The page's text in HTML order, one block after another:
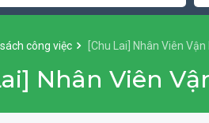
công việc [Chu Lai] Nhân Viên
Nhân Viên